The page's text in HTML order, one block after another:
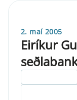
2. maí 2005
Eiríkur